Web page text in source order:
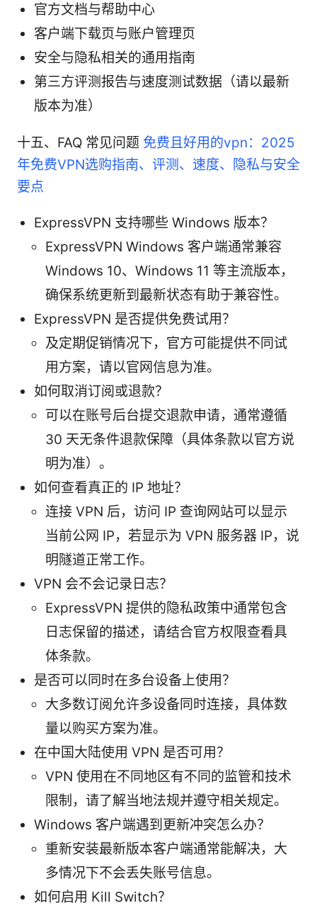
官方文档与帮助中心
客户端下载页与账户管理页
安全与隐私相关的通用指南
第三方评测报告与速度测试数据（请以最新
版本为准）
十五、FAQ 常见问题 免费且好用的vpn：2025
年免费VPN选购指南、评测、速度、隐私与安全
要点
ExpressVPN 支持哪些 Windows 版本？
ExpressVPN Windows 客户端通常兼容
Windows 10、Windows 11 等主流版本，
确保系统更新到最新状态有助于兼容性。
ExpressVPN 是否提供免费试用？
及定期促销情况下，官方可能提供不同试
用方案，请以官网信息为准。
如何取消订阅或退款？
可以在账号后台提交退款申请，通常遵循
30 天无条件退款保障（具体条款以官方说
明为准）。
如何查看真正的 IP 地址？
连接 VPN 后，访问 IP 查询网站可以显示
当前公网 IP，若显示为 VPN 服务器 IP，说
明隧道正常工作。
VPN 会不会记录日志？
ExpressVPN 提供的隐私政策中通常包含
日志保留的描述，请结合官方权限查看具
体条款。
是否可以同时在多台设备上使用？
大多数订阅允许多设备同时连接，具体数
量以购买方案为准。
在中国大陆使用 VPN 是否可用？
VPN 使用在不同地区有不同的监管和技术
限制，请了解当地法规并遵守相关规定。
Windows 客户端遇到更新冲突怎么办？
重新安装最新版本客户端通常能解决，大
多情况下不会丢失账号信息。
如何启用 Kill Switch？